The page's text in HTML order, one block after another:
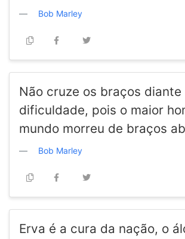
Bob Marley
Não cruze os braços diante
dificuldade, pois o maior
mundo morreu de braços
Bob Marley
Erva é a cura da nação, o